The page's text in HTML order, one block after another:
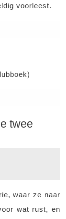
voorleest.
twee
waar ze naar
wat rust, en